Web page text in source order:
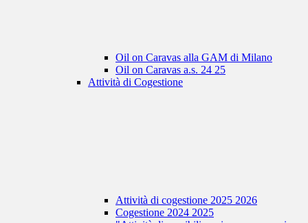
Oil on Caravas alla GAM di Milano
Oil on Caravas a.s. 24 25
Attività di Cogestione
Attività di cogestione 2025 2026
Cogestione 2024 2025